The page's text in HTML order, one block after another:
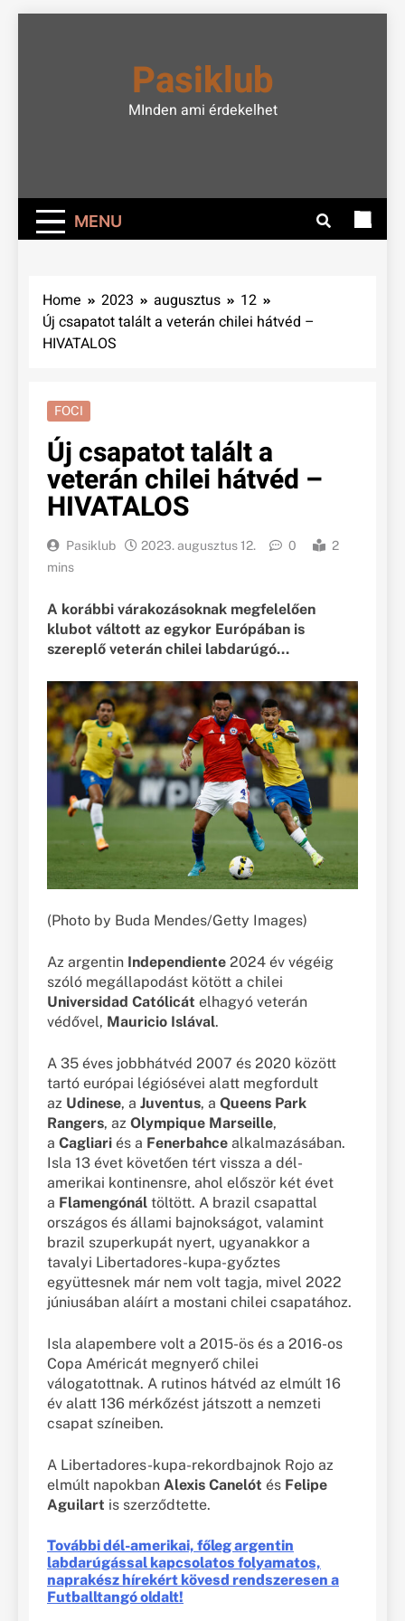
Pasiklub
MInden ami érdekelhet
MENU
Home 2023 augusztus
12
Új csapatot talált a veterán chilei hátvéd –
HIVATALOS
FOCI
Új csapatot talált a
veterán chilei hátvéd –
HIVATALOS
Pasiklub 2023. augusztus 12. 0
2
mins
A korábbi várakozásoknak megfelelően
klubot váltott az egykor Európában is
szereplő veterán chilei labdarúgó…
(Photo by Buda Mendes/Getty Images)
Az argentin Independiente 2024 év végéig
szóló megállapodást kötött a chilei
Universidad Católicát elhagyó veterán
védővel, Mauricio Islával.
A 35 éves jobbhátvéd 2007 és 2020 között
tartó európai légiósévei alatt megfordult
az Udinese, a Juventus, a Queens Park
Rangers, az Olympique Marseille,
a Cagliari és a Fenerbahce alkalmazásában.
Isla 13 évet követően tért vissza a dél-
amerikai kontinensre, ahol először két évet
a Flamengónál töltött. A brazil csapattal
országos és állami bajnokságot, valamint
brazil szuperkupát nyert, ugyanakkor a
tavalyi Libertadores-kupa-győztes
együttesnek már nem volt tagja, mivel 2022
júniusában aláírt a mostani chilei csapatához.
Isla alapembere volt a 2015-ös és a 2016-os
Copa Américát megnyerő chilei
válogatottnak. A rutinos hátvéd az elmúlt 16
év alatt 136 mérkőzést játszott a nemzeti
csapat színeiben.
A Libertadores-kupa-rekordbajnok Rojo az
elmúlt napokban Alexis Canelót és Felipe
Aguilart is szerződtette.
További dél-amerikai, főleg argentin
labdarúgással kapcsolatos folyamatos,
naprakész hírekért kövesd rendszeresen a
Futballtangó oldalt!